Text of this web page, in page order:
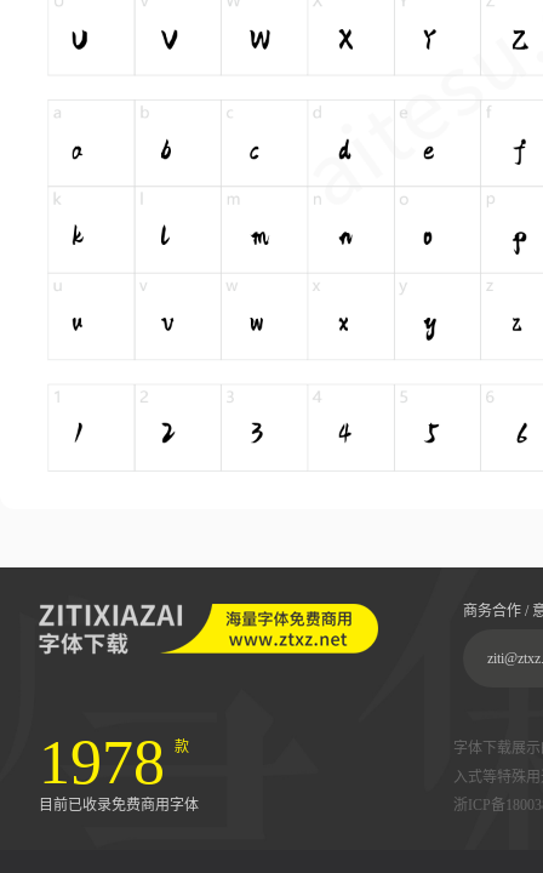
商务合作 /
1978 款
目前已收录免费商用字体
字体下载展
入式等特殊
浙ICP备